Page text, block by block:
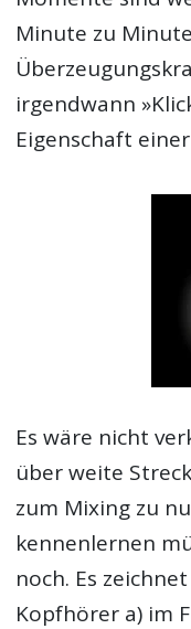
Minute zu
irgendwann
Eigenschaft
Es wäre nicht
über weite
zum Mixing zu
kennenlernen
noch. Es
Kopfhörer a) im